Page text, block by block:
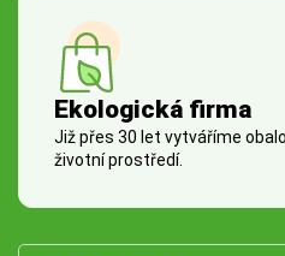
Ekologická firma
Již přes 30 let vytváříme
životní prostředí.